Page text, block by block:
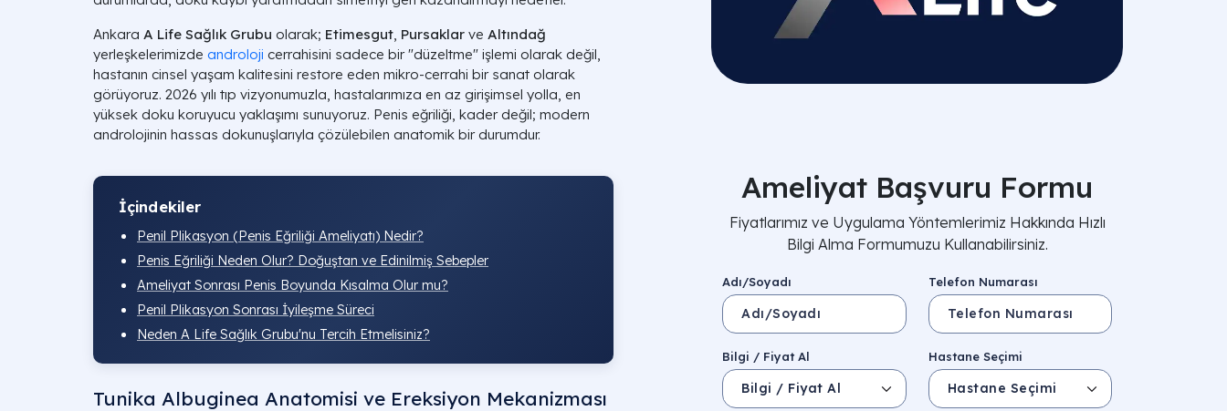
Ankara A Life Sağlık Grubu olarak; Etimesgut, Pursaklar ve Altındağ
yerleşkelerimizde androloji cerrahisini sadece bir "düzeltme" işlemi olarak değil,
hastanın cinsel yaşam kalitesini restore eden mikro-cerrahi bir sanat olarak
görüyoruz. 2026 yılı tıp vizyonumuzla, hastalarımıza en az girişimsel yolla, en
yüksek doku koruyucu yaklaşımı sunuyoruz. Penis eğriliği, kader değil; modern
androlojinin hassas dokunuşlarıyla çözülebilen anatomik bir durumdur.
İçindekiler
Penil Plikasyon (Penis Eğriliği Ameliyatı) Nedir?
Penis Eğriliği Neden Olur? Doğuştan ve Edinilmiş Sebepler
Ameliyat Sonrası Penis Boyunda Kısalma Olur mu?
Penil Plikasyon Sonrası İyileşme Süreci
Neden A Life Sağlık Grubu'nu Tercih Etmelisiniz?
Tunika Albuginea Anatomisi ve Ereksiyon Mekanizması
Ameliyat Başvuru Formu
Fiyatlarımız ve Uygulama Yöntemlerimiz Hakkında Hızlı
Bilgi Alma Formumuzu Kullanabilirsiniz.
Adı/Soyadı Telefon Numarası
Bilgi / Fiyat Al Hastane Seçimi